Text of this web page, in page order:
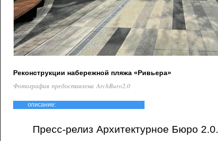
Реконструкции набережной пляжа «Ривьера»
Фотография предоставлена ArchBuro2.0
описание:
Пресс-релиз Архитектурное Бюро